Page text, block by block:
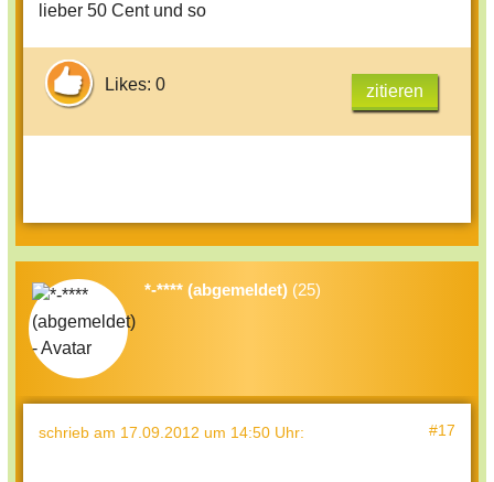
lieber 50 Cent und so
Likes: 0 zitieren
*-**** (abgemeldet) (25)
schrieb am 17.09.2012 um 14:50 Uhr: #17